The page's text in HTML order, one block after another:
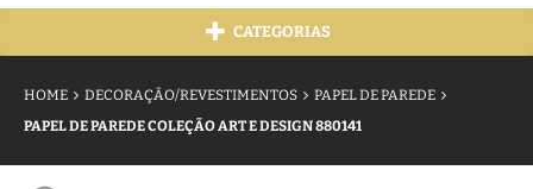
CATEGORIAS
HOME DECORAÇÃO/REVESTIMENTOS
PAPEL DE PAREDE
PAPEL DE PAREDE COLEÇÃO ART E DESIGN 880141